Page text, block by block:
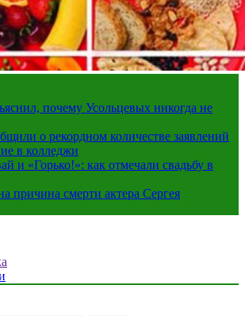
почему Усольцевых никогда не
о рекордном количестве заявлений
в колледжи
и «Горько!»: как отмечали свадьбу в
причина смерти актера Сергея